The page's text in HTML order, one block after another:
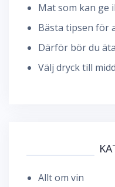
Mat som kan ge
Bästa tipsen för
Därför bör du
Välj dryck till
Allt om vin